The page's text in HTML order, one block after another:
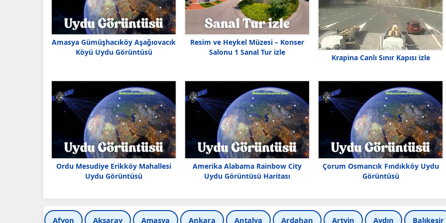
Amasya Gümüşhacıköy Aşağıovacık
Köyü Uydu Görüntüsü
Resim ve Heykel Müzesi – Konser
Salonu 1 Sanal Tur izle
Krapina Canlı Sınır Kapısı izle
Ordu Mesudiye Erikköy Mahallesi
Uydu Görüntüsü
Amerika Alabama Rainbow City
Uydu Görüntüsü Haritası
Çorum Osmancık Fındıkköy Uydu
Görüntüsü
Afyon Aksaray Amasya Ankara Antalya Ardahan Artvin Aydın Balıkesir